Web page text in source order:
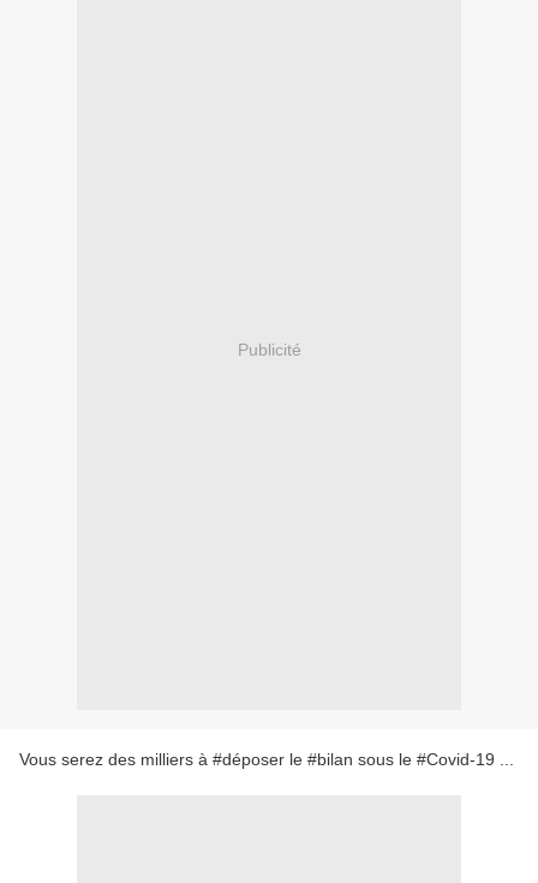
Publicité
Vous serez des milliers à #déposer le #bilan sous le #Covid-19 ...